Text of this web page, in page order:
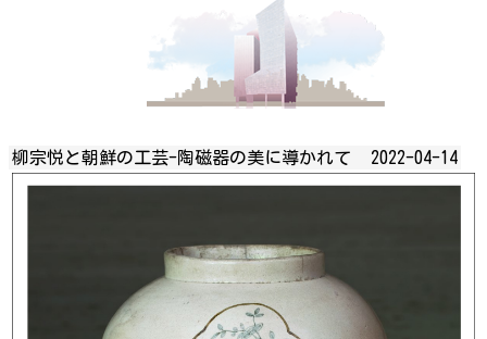
柳宗悦と朝鮮の工芸-陶磁器の美に導かれて 2022-04-14